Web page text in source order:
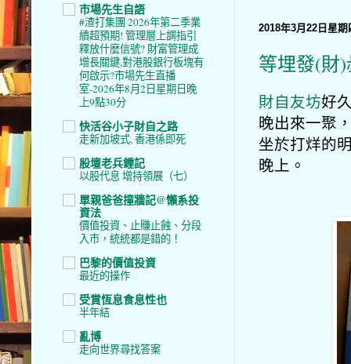
2018年3月22日星期
等埋發(財
財自友坊好
晚出來一聚
坐於打烊的
晚上。
市場先生自語
#渣打集團 2026年第二季業
績超預期! 管理層上調指引
釋放什麼信號? 財富管理成
增長關鍵,對港股銀行板塊有
何啟示?市場先生直播
室-2026年8月2日星期日晚
上9點30分
快活谷小子財自之路
走新加坡式, 香港係即死
股壇老兵鍾記
以股代息 增持領展（七）
單親爸爸撞牆記@懶系投
資法
價值投資、止賺止蝕、分段
入市，統統都是錯的！
巴黎的價值投資
最近的操作
受賞恆息食息性也
半年結
亂博
走向世界尋找答案